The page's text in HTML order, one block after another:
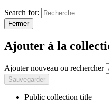
Search for:
Fermer
Ajouter à la
Ajouter nouveau ou rechercher
Public collection title